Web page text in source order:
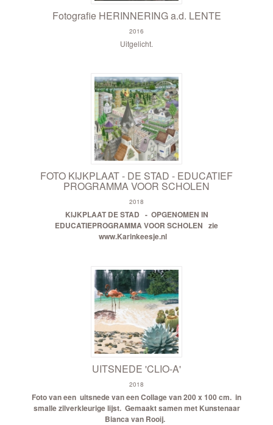
Fotografie HERINNERING a.d. LENTE
2016
Uitgelicht.
FOTO KIJKPLAAT - DE STAD - EDUCATIEF
PROGRAMMA VOOR SCHOLEN
2018
KIJKPLAAT DE STAD - OPGENOMEN IN
EDUCATIEPROGRAMMA VOOR SCHOLEN zie
www.Karinkeesje.nl
UITSNEDE 'CLIO-A'
2018
Foto van een uitsnede van een Collage van 200 x 100 cm. in
smalle zilverkleurige lijst. Gemaakt samen met Kunstenaar
Bianca van Rooij.